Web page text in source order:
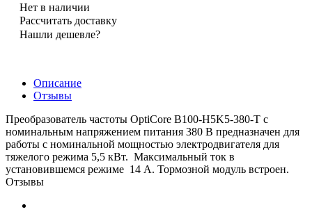
Нет в наличии
Рассчитать доставку
Нашли дешевле?
Описание
Отзывы
Преобразователь частоты OptiCore B100-H5K5-380-Т с
номинальным напряжением питания 380 В предназначен для
работы с номинальной мощностью электродвигателя для
тяжелого режима 5,5 кВт. Максимальный ток в
установившемся режиме 14 А. Тормозной модуль встроен.
Отзывы